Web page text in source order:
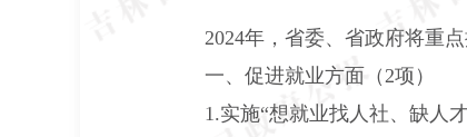
2024年，省委、省政府将重
一、促进就业方面（2项）
1.实施“想就业找人社、缺人